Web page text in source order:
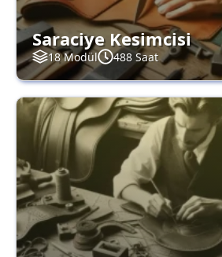
Saraciye Kesimcisi
18 Modül 488 Saat